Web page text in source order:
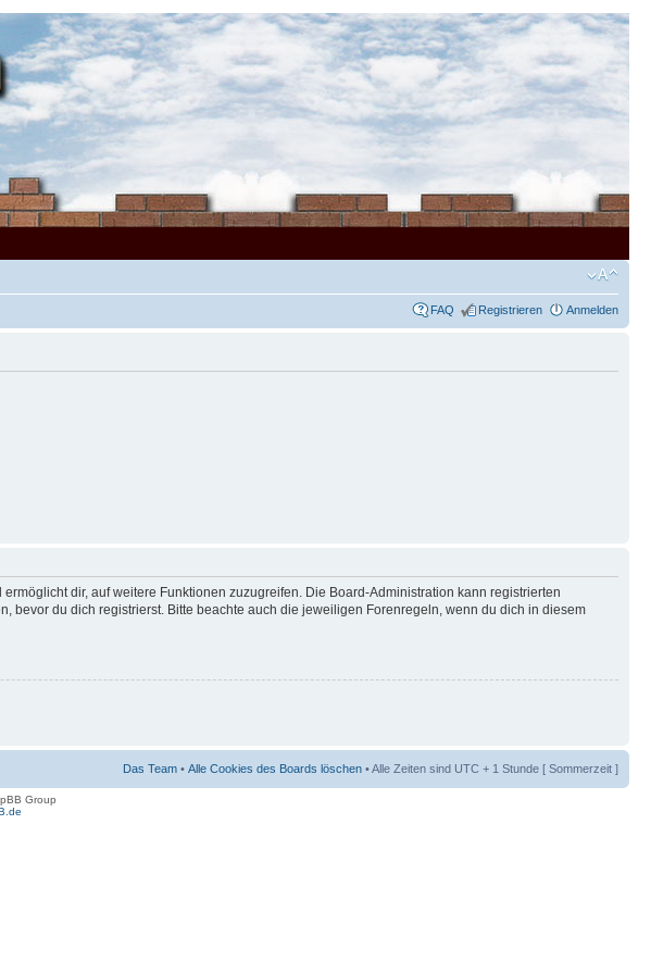
FAQ Registrieren Anmelden
dir, auf weitere Funktionen zuzugreifen. Die Board-Administration kann registrierten
du dich registrierst. Bitte beachte auch die jeweiligen Forenregeln, wenn du dich in diesem
Das Team • Alle Cookies des Boards löschen • Alle Zeiten sind UTC + 1 Stunde [ Sommerzeit ]
Group